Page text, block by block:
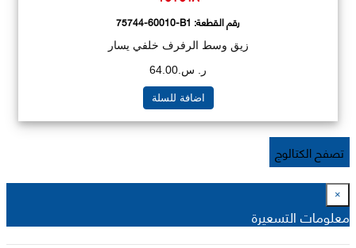
رقم القطعة: 75744-60010-B1
زيق وسط الرفرف خلفي يسار
ر. س.64.00
اضافة للسلة
تصفح الكتالوج
×
معلومات التسعيرة